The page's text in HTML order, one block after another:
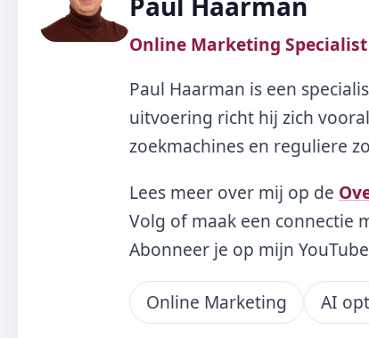
Online Marketing Specialist
Paul Haarman is een
uitvoering richt hij zich
zoekmachines en reguliere
Lees meer over mij op de
Volg of maak een connectie
Abonneer je op mijn
Online Marketing AI